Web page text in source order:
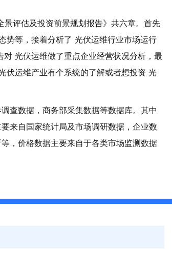
评估及投资前景规划报告》共六章。首先
势等，接着分析了 光伏运维行业市场运行
光伏运维做了重点企业经营状况分析，最
伏运维产业有个系统的了解或者想投资 光
查数据，商务部采集数据等数据库。其中
来自国家统计局及市场调研数据，企业数
，价格数据主要来自于各类市场监测数据